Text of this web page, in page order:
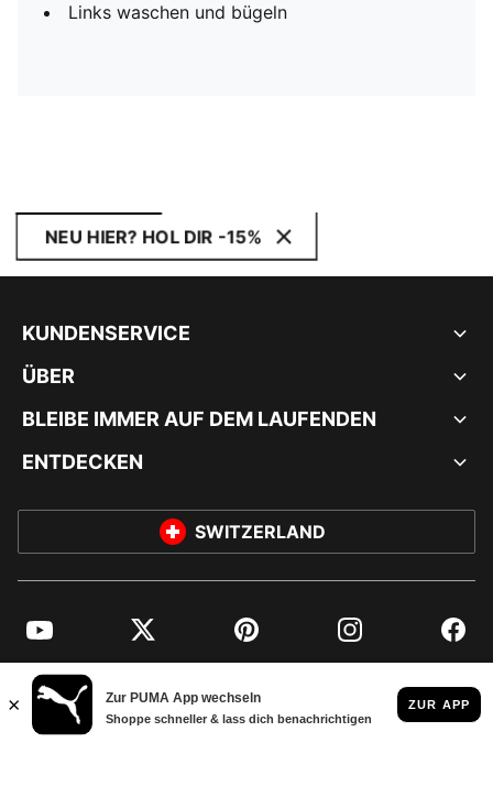
Links waschen und bügeln
NEU HIER? HOL DIR -15%
KUNDENSERVICE
ÜBER
BLEIBE IMMER AUF DEM LAUFENDEN
ENTDECKEN
SWITZERLAND
YouTube Twitter Pinterest Instagram
© PUMA EUROPE GMBH, 2026. ALLE RECHTE VORBEHALTEN
IMPRESSUM UND RECHTLICHE HINWEISE